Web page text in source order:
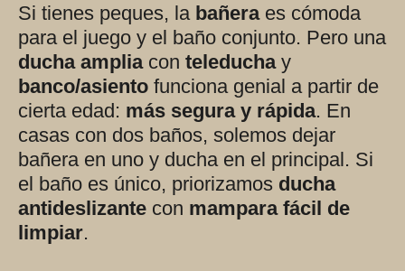
Si tienes peques, la bañeraes cómoda
para el juego y el baño conjunto. Pero una
ducha ampliacon teleduchay
banco/asiento funciona genial a partir de
cierta edad: más segura y rápida. En
casas con dos baños, solemos dejar
bañera en uno y ducha en el principal. Si
el baño es único, priorizamos ducha
antideslizante con mampara fácil de
limpiar.